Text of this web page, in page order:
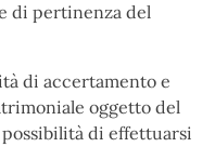
di pertinenza del
di accertamento e
oggetto del
di effettuarsi